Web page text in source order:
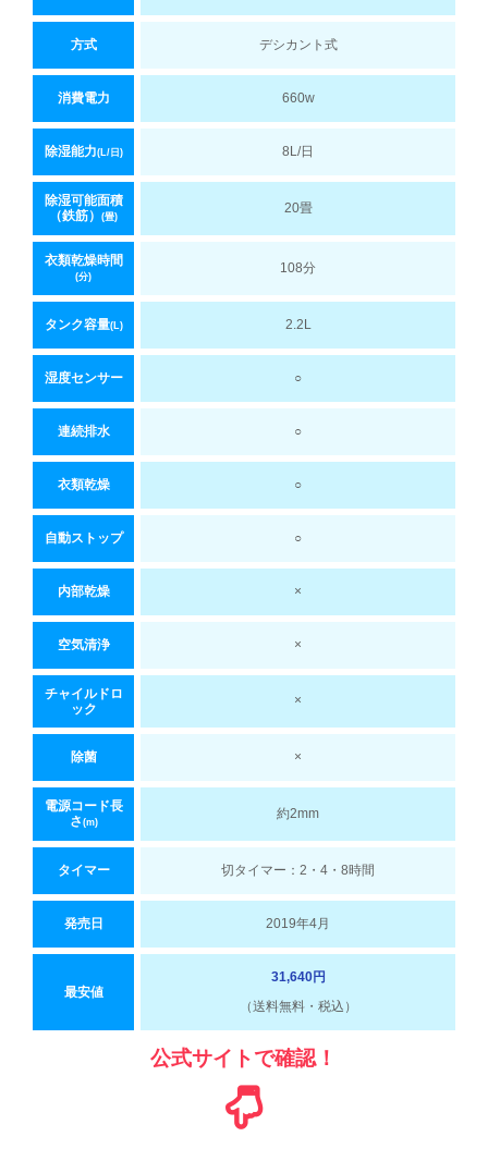
方式 デシカント式
消費電力 660w
除湿能力(L/日) 8L/日
除湿可能面積
（鉄筋）
(畳)
20畳
衣類乾燥時間
(分)
108分
タンク容量(L) 2.2L
湿度センサー ○
連続排水 ○
衣類乾燥 ○
自動ストップ ○
内部乾燥 ×
空気清浄 ×
チャイルドロ
ック
×
除菌 ×
電源コード長
さ (m)
約2mm
タイマー 切タイマー：2・4・8時間
発売日 2019年4月
最安値
31,640円
（送料無料・税込）
公式サイトで確認！